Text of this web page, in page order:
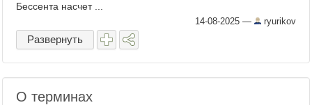
Бессента насчет ...
14-08-2025 — ryurikov
Развернуть
О терминах